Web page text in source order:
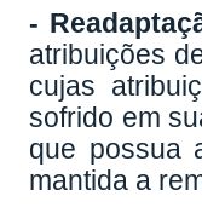
-
atribuições
cujas
sofrido em
que possua
mantida a